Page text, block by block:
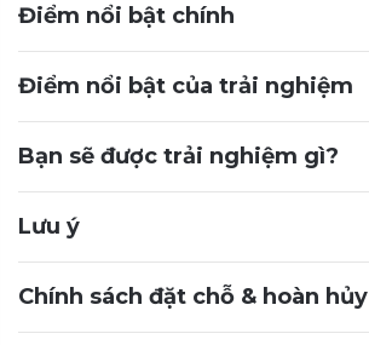
Điểm nổi bật chính
Điểm nổi bật của trải nghiệm
Bạn sẽ được trải nghiệm gì?
Lưu ý
Chính sách đặt chỗ & hoàn hủy